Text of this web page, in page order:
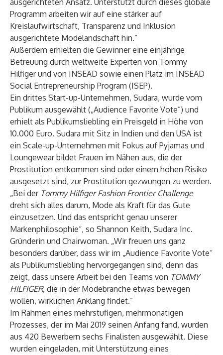
ausgerichteten Ansatz. Unterstützt durch dieses globale
Programm arbeiten wir auf eine stärker auf
Kreislaufwirtschaft, Transparenz und Inklusion
ausgerichtete Modelandschaft hin.”
Außerdem erhielten die Gewinner eine einjährige
Betreuung durch weltweite Experten von Tommy
Hilfiger und von INSEAD sowie einen Platz im INSEAD
Social Entrepreneurship Program (ISEP).
Ein drittes Start-up-Unternehmen, Sudara, wurde vom
Publikum ausgewählt („Audience Favorite Vote”) und
erhielt als Publikumsliebling ein Preisgeld in Höhe von
10.000 Euro. Sudara mit Sitz in Indien und den USA ist
ein Scale-up-Unternehmen mit Fokus auf Pyjamas und
Loungewear bildet Frauen im Nähen aus, die der
Prostitution entkommen sind oder einem hohen Risiko
ausgesetzt sind, zur Prostitution gezwungen zu werden.
„Bei der Tommy Hilfiger Fashion Frontier Challenge
dreht sich alles darum, Mode als Kraft für das Gute
einzusetzen. Und das entspricht genau unserer
Markenphilosophie“, so Shannon Keith, Sudara Inc.
Gründerin und Chairwoman. „Wir freuen uns ganz
besonders darüber, dass wir im „Audience Favorite Vote“
als Publikumsliebling hervorgegangen sind, denn das
zeigt, dass unsere Arbeit bei den Teams von TOMMY
HILFIGER, die in der Modebranche etwas bewegen
wollen, wirklichen Anklang findet.”
Im Rahmen eines mehrstufigen, mehrmonatigen
Prozesses, der im Mai 2019 seinen Anfang fand, wurden
aus 420 Bewerbern sechs Finalisten ausgewählt. Diese
wurden eingeladen, mit Unterstützung eines